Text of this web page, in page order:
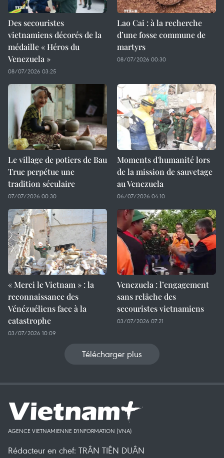
Des secouristes
vietnamiens décorés de la
médaille « Héros du
Venezuela »
08/07/2026 03:25
Lao Cai : à la recherche
d’une fosse commune de
martyrs
08/07/2026 00:30
Le village de potiers de Bau
Truc perpétue une
tradition séculaire
07/07/2026 00:30
Moments d'humanité lors
de la mission de sauvetage
au Venezuela
06/07/2026 04:10
« Merci le Vietnam » : la
reconnaissance des
Vénézuéliens face à la
catastrophe
03/07/2026 10:09
Venezuela : l’engagement
sans relâche des
secouristes vietnamiens
03/07/2026 07:21
Télécharger plus
AGENCE VIETNAMIENNE D'INFORMATION (VNA)
Rédacteur en chef: TRÂN TIÊN DUÂN